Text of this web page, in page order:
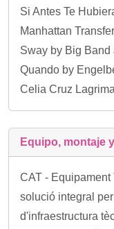
Si Antes Te
Manhattan
Sway by Big
Quando by
Celia Cruz
Equipo, montaje
CAT -
solució integral
d'infraestructura